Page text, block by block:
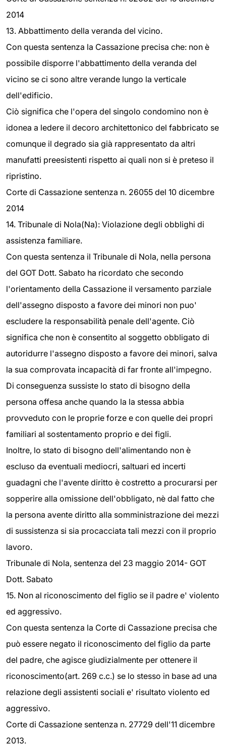
2014
13. Abbattimento della veranda del vicino.
Con questa sentenza la Cassazione precisa che: non è
possibile disporre l'abbattimento della veranda del
vicino se ci sono altre verande lungo la verticale
dell'edificio.
Ciò significa che l'opera del singolo condomino non è
idonea a ledere il decoro architettonico del fabbricato se
comunque il degrado sia già rappresentato da altri
manufatti preesistenti rispetto ai quali non si è preteso il
ripristino.
Corte di Cassazione sentenza n. 26055 del 10 dicembre
2014
14. Tribunale di Nola(Na): Violazione degli obblighi di
assistenza familiare.
Con questa sentenza il Tribunale di Nola, nella persona
del GOT Dott. Sabato ha ricordato che secondo
l'orientamento della Cassazione il versamento parziale
dell'assegno disposto a favore dei minori non puo'
escludere la responsabilità penale dell'agente. Ciò
significa che non è consentito al soggetto obbligato di
autoridurre l'assegno disposto a favore dei minori, salva
la sua comprovata incapacità di far fronte all'impegno.
Di conseguenza sussiste lo stato di bisogno della
persona offesa anche quando la la stessa abbia
provveduto con le proprie forze e con quelle dei propri
familiari al sostentamento proprio e dei figli.
Inoltre, lo stato di bisogno dell'alimentando non è
escluso da eventuali mediocri, saltuari ed incerti
guadagni che l'avente diritto è costretto a procurarsi per
sopperire alla omissione dell'obbligato, nè dal fatto che
la persona avente diritto alla somministrazione dei mezzi
di sussistenza si sia procacciata tali mezzi con il proprio
lavoro.
Tribunale di Nola, sentenza del 23 maggio 2014- GOT
Dott. Sabato
15. Non al riconoscimento del figlio se il padre e' violento
ed aggressivo.
Con questa sentenza la Corte di Cassazione precisa che
può essere negato il riconoscimento del figlio da parte
del padre, che agisce giudizialmente per ottenere il
riconoscimento(art. 269 c.c.) se lo stesso in base ad una
relazione degli assistenti sociali e' risultato violento ed
aggressivo.
Corte di Cassazione sentenza n. 27729 dell'11 dicembre
2013.